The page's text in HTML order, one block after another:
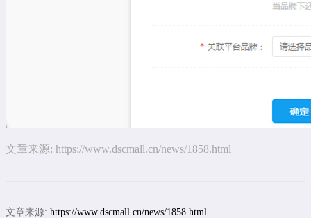
文章来源: https://www.dscmall.cn/news/1858.html
文章来源: https://www.dscmall.cn/news/1858.html